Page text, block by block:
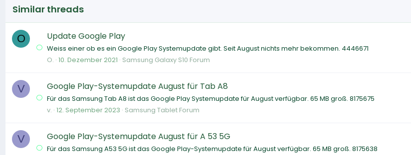
Similar threads
O Update Google Play
Weiss einer ob es ein Google Play Systemupdate gibt. Seit August nichts mehr bekommen. 4446671
O. 10. Dezember 2021 Samsung Galaxy S10 Forum
V Google Play-Systemupdate August für Tab A8
Für das Samsung Tab A8 ist das Google Play Systemupdate für August verfügbar. 65 MB groß. 8175675
v. 12. September 2023 Samsung Tablet Forum
V Google Play-Systemupdate August für A 53 5G
Für das Samsung A53 5G ist das Google Play-Systemupdate für August verfügbar. 65 MB groß. 8175638